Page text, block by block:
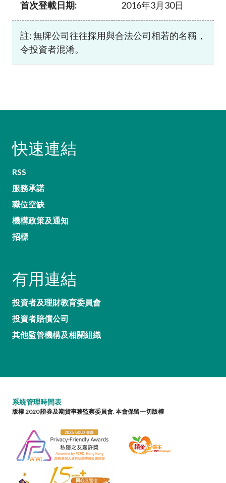
首次登載日期: 2016年3月30日
註: 無牌公司往往採用與合法公司相若的名稱，
令投資者混淆。
快速連結
RSS
服務承諾
職位空缺
機構政策及通知
招標
有用連結
投資者及理財教育委員會
投資者賠償公司
其他監管機構及相關組織
系統管理時間表
版權 2020 證券及期貨事務監察委員會. 本會保留一切版權